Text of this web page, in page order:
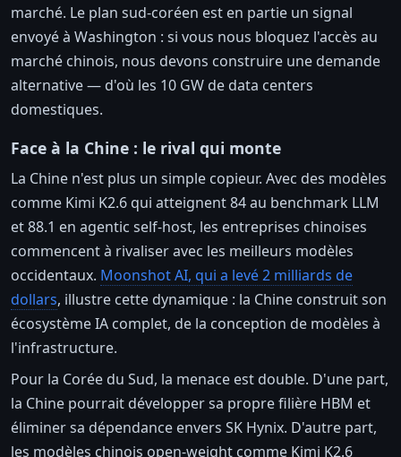
marché. Le plan sud-coréen est en partie un signal
envoyé à Washington : si vous nous bloquez l'accès au
marché chinois, nous devons construire une demande
alternative — d'où les 10 GW de data centers
domestiques.
Face à la Chine : le rival qui monte
La Chine n'est plus un simple copieur. Avec des modèles
comme Kimi K2.6 qui atteignent 84 au benchmark LLM
et 88.1 en agentic self-host, les entreprises chinoises
commencent à rivaliser avec les meilleurs modèles
occidentaux. Moonshot AI, qui a levé 2 milliards de
dollars, illustre cette dynamique : la Chine construit son
écosystème IA complet, de la conception de modèles à
l'infrastructure.
Pour la Corée du Sud, la menace est double. D'une part,
la Chine pourrait développer sa propre filière HBM et
éliminer sa dépendance envers SK Hynix. D'autre part,
les modèles chinois open-weight comme Kimi K2.6